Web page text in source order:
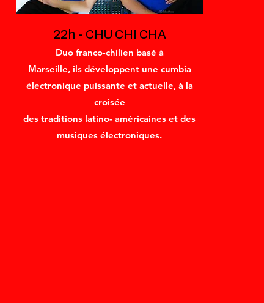
22h - CHU CHI CHA
Duo franco-chilien basé à
Marseille, ils développent une cumbia
électronique puissante et actuelle, à la
croisée
des traditions latino- américaines et des
musiques électroniques.